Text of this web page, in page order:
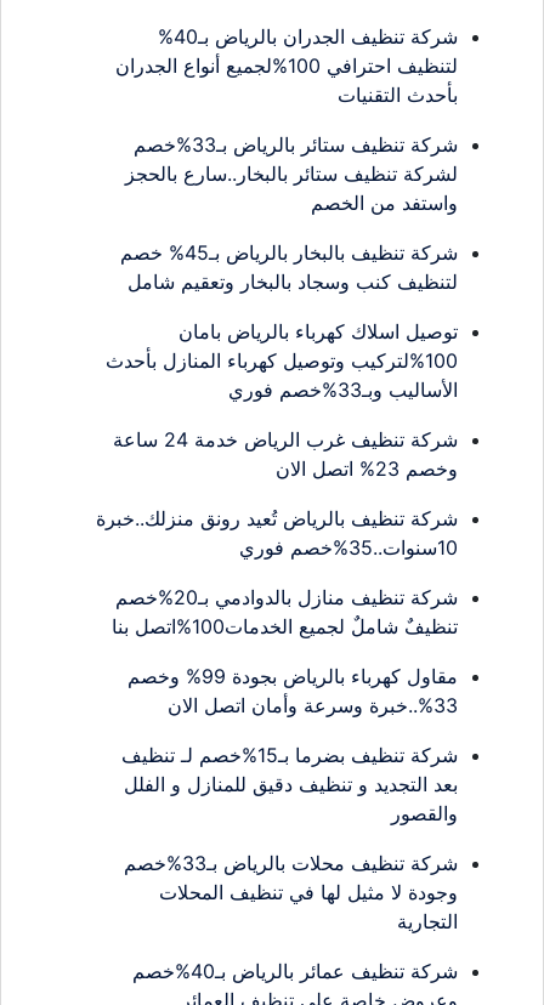
شركة تنظيف الجدران بالرياض بـ40%
لتنظيف احترافي 100%لجميع أنواع الجدران
بأحدث التقنيات
شركة تنظيف ستائر بالرياض بـ33%خصم
لشركة تنظيف ستائر بالبخار..سارع بالحجز
واستفد من الخصم
شركة تنظيف بالبخار بالرياض بـ45% خصم
لتنظيف كنب وسجاد بالبخار وتعقيم شامل
توصيل اسلاك كهرباء بالرياض بامان
100%لتركيب وتوصيل كهرباء المنازل بأحدث
الأساليب وبـ33%خصم فوري
شركة تنظيف غرب الرياض خدمة 24 ساعة
وخصم 23% اتصل الان
شركة تنظيف بالرياض تُعيد رونق منزلك..خبرة
10سنوات..35%خصم فوري
شركة تنظيف منازل بالدوادمي بـ20%خصم
تنظيفٌ شاملٌ لجميع الخدمات100%اتصل بنا
مقاول كهرباء بالرياض بجودة 99% وخصم
33%..خبرة وسرعة وأمان اتصل الان
شركة تنظيف بضرما بـ15%خصم لـ تنظيف
بعد التجديد و تنظيف دقيق للمنازل و الفلل
والقصور
شركة تنظيف محلات بالرياض بـ33%خصم
وجودة لا مثيل لها في تنظيف المحلات
التجارية
شركة تنظيف عمائر بالرياض بـ40%خصم
وعروض خاصة على تنظيف العمائر